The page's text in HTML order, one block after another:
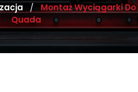
/
Montaż Wyciągarki Do
Quada